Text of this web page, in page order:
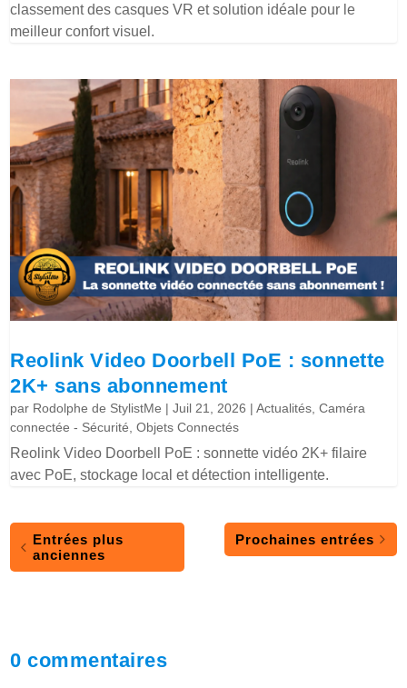
classement des casques VR et solution idéale pour le
meilleur confort visuel.
Reolink Video Doorbell PoE : sonnette
2K+ sans abonnement
par Rodolphe de StylistMe |Juil 21, 2026 |Actualités ,Caméra
connectée - Sécurité ,Objets Connectés
Reolink Video Doorbell PoE : sonnette vidéo 2K+ filaire
avec PoE, stockage local et détection intelligente.
Entrées plus
anciennes
Prochaines entrées
0 commentaires